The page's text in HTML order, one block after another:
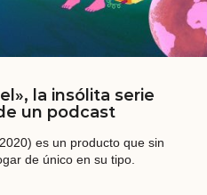
la insólita serie
un podcast
es un producto que sin
de único en su tipo.